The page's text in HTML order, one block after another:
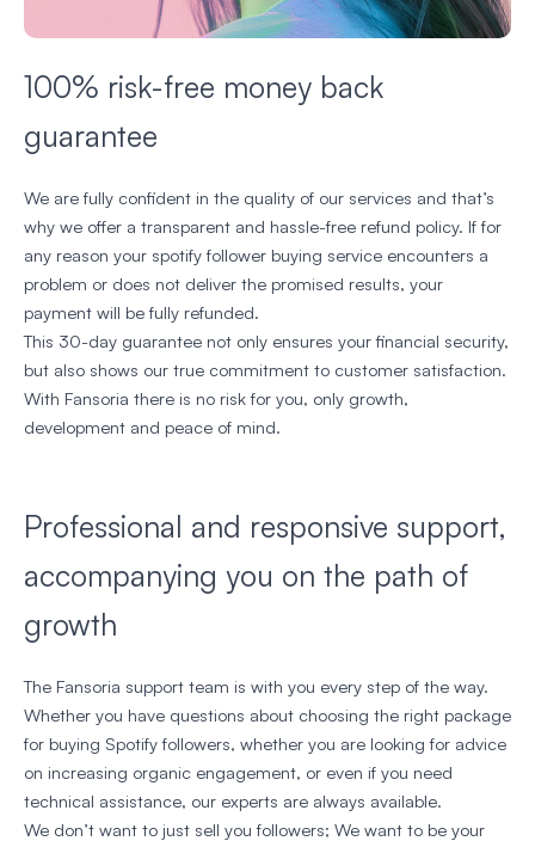
100% risk-free money back
guarantee
We are fully confident in the quality of our services and that’s
why we offer a transparent and hassle-free refund policy. If for
any reason your spotify follower buying service encounters a
problem or does not deliver the promised results, your
payment will be fully refunded.
This 30-day guarantee not only ensures your financial security,
but also shows our true commitment to customer satisfaction.
With Fansoria there is no risk for you, only growth,
development and peace of mind.
Professional and responsive support,
accompanying you on the path of
growth
The Fansoria support team is with you every step of the way.
Whether you have questions about choosing the right package
for buying Spotify followers, whether you are looking for advice
on increasing organic engagement, or even if you need
technical assistance, our experts are always available.
We don’t want to just sell you followers; We want to be your